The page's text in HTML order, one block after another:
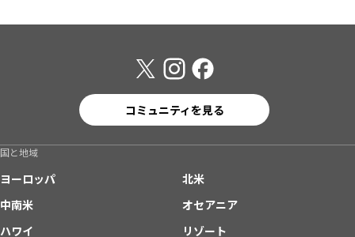
コミュニティを見る
国と地域
ヨーロッパ
北米
中南米
オセアニア
ハワイ
リゾート